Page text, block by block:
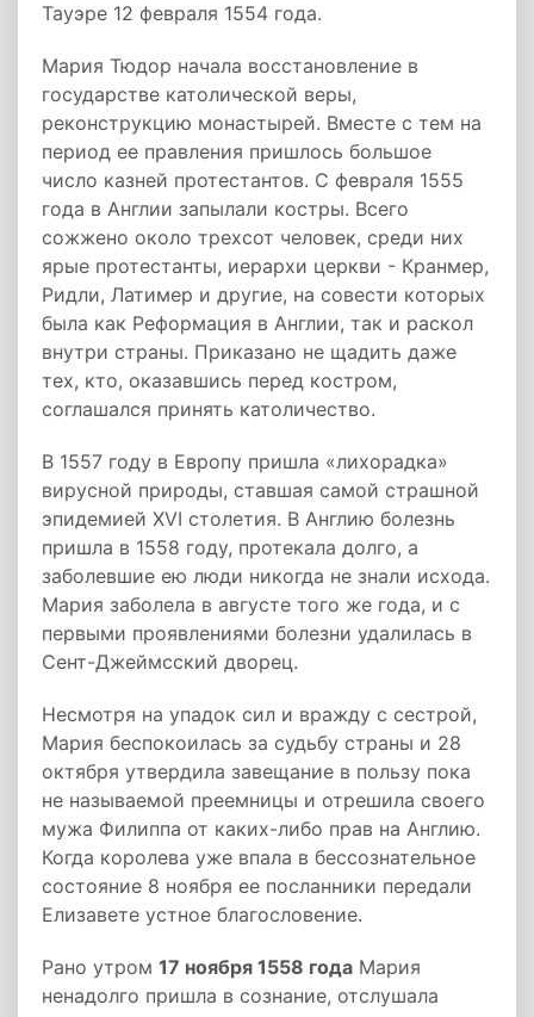
Тауэре 12 февраля 1554 года.
Мария Тюдор начала восстановление в
государстве католической веры,
реконструкцию монастырей. Вместе с тем на
период ее правления пришлось большое
число казней протестантов. С февраля 1555
года в Англии запылали костры. Всего
сожжено около трехсот человек, среди них
ярые протестанты, иерархи церкви - Кранмер,
Ридли, Латимер и другие, на совести которых
была как Реформация в Англии, так и раскол
внутри страны. Приказано не щадить даже
тех, кто, оказавшись перед костром,
соглашался принять католичество.
В 1557 году в Европу пришла «лихорадка»
вирусной природы, ставшая самой страшной
эпидемией XVI столетия. В Англию болезнь
пришла в 1558 году, протекала долго, а
заболевшие ею люди никогда не знали исхода.
Мария заболела в августе того же года, и с
первыми проявлениями болезни удалилась в
Сент-Джеймсский дворец.
Несмотря на упадок сил и вражду с сестрой,
Мария беспокоилась за судьбу страны и 28
октября утвердила завещание в пользу пока
не называемой преемницы и отрешила своего
мужа Филиппа от каких-либо прав на Англию.
Когда королева уже впала в бессознательное
состояние 8 ноября ее посланники передали
Елизавете устное благословение.
Рано утром 17 ноября 1558 года Мария
ненадолго пришла в сознание, отслушала